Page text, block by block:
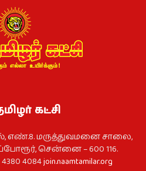
கட்சி
எண்.8. மருத்துவமனை சாலை,
சென்னை – 600 116.
4084join.naamtamilar.org